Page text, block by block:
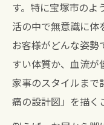
す。特に宝塚市のよ
活の中で無意識に体
お客様がどんな姿勢
すい体質か、血流が
家事のスタイルまで
痛の設計図」を描く